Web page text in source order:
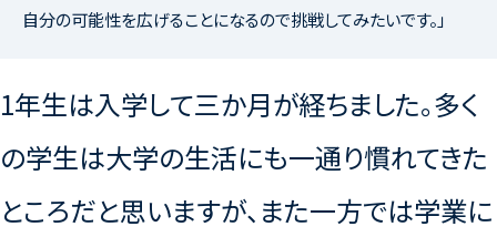
自分の可能性を広げることになるので挑戦してみたいです。」
1年生は入学して三か月が経ちました。多く
の学生は大学の生活にも一通り慣れてきた
ところだと思いますが、また一方では学業に